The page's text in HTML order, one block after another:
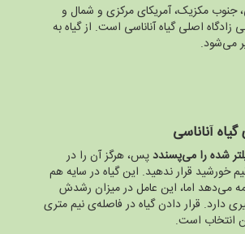
جنوب مکزیک، آمریکای مرکزی و شمال و
زادگاه اصلی گیاه آناناسی است. از گیاه به
می‌شود.
آناناسی
شده را می‌پسنددپس، هرگز آن را در
خورشید قرار ندهید. این گیاه در سایه هم
می‌دهد اما، این عامل در میزان رشدش
دارد. قرار دادن گیاه در فاصله‌ی نیم متری
انتخاب است.